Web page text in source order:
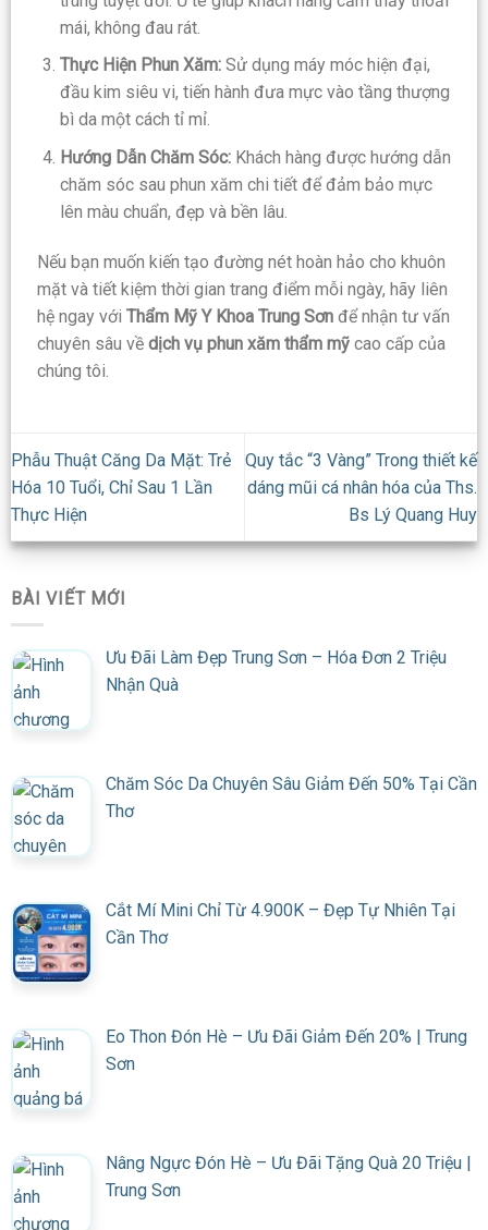
mái, không đau rát.
Thực Hiện Phun Xăm:Sử dụng máy móc hiện đại,
đầu kim siêu vi, tiến hành đưa mực vào tầng thượng
bì da một cách tỉ mỉ.
Hướng Dẫn Chăm Sóc:Khách hàng được hướng dẫn
chăm sóc sau phun xăm chi tiết để đảm bảo mực
lên màu chuẩn, đẹp và bền lâu.
Nếu bạn muốn kiến tạo đường nét hoàn hảo cho khuôn
mặt và tiết kiệm thời gian trang điểm mỗi ngày, hãy liên
hệ ngay với Thẩm Mỹ Y Khoa Trung Sơn để nhận tư vấn
chuyên sâu về dịch vụ phun xăm thẩm mỹ cao cấp của
chúng tôi.
Phẫu Thuật Căng Da Mặt: Trẻ
Hóa 10 Tuổi, Chỉ Sau 1 Lần
Thực Hiện
Quy tắc “3 Vàng” Trong thiết kế
dáng mũi cá nhân hóa của Ths.
Bs Lý Quang Huy
BÀI VIẾT MỚI
Ưu Đãi Làm Đẹp Trung Sơn – Hóa Đơn 2 Triệu
Nhận Quà
Chăm Sóc Da Chuyên Sâu Giảm Đến 50% Tại Cần
Thơ
Cắt Mí Mini Chỉ Từ 4.900K – Đẹp Tự Nhiên Tại
Cần Thơ
Eo Thon Đón Hè – Ưu Đãi Giảm Đến 20% | Trung
Sơn
Nâng Ngực Đón Hè – Ưu Đãi Tặng Quà 20 Triệu |
Trung Sơn